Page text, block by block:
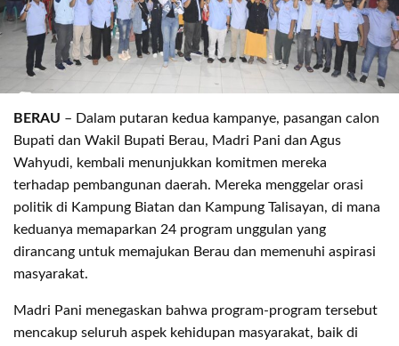
BERAU – Dalam putaran kedua kampanye, pasangan calon
Bupati dan Wakil Bupati Berau, Madri Pani dan Agus
Wahyudi, kembali menunjukkan komitmen mereka
terhadap pembangunan daerah. Mereka menggelar orasi
politik di Kampung Biatan dan Kampung Talisayan, di mana
keduanya memaparkan 24 program unggulan yang
dirancang untuk memajukan Berau dan memenuhi aspirasi
masyarakat.
Madri Pani menegaskan bahwa program-program tersebut
mencakup seluruh aspek kehidupan masyarakat, baik di